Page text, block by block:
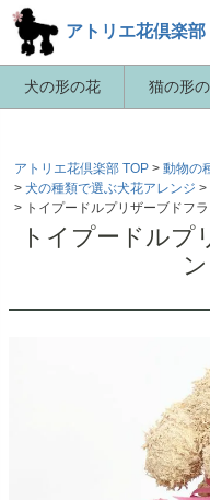
犬の形の花 猫の形
アトリエ花倶楽部
アトリエ花倶楽部 TOP
動物の
犬の種類で選ぶ犬花アレンジ
トイプードルプリザーブドフ
トイプードルプ